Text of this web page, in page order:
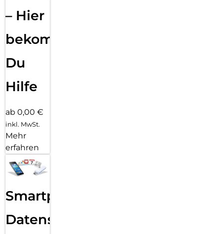
– Hier
bekommst
Du
Hilfe
ab 0,00 €
inkl. MwSt.
Mehr
erfahren
Smartphone
Datensicherung